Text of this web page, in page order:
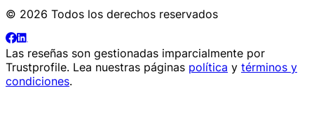
© 2026 Todos los derechos reservados
Las reseñas son gestionadas imparcialmente por
Trustprofile. Lea nuestras páginas política y términos y
condiciones.